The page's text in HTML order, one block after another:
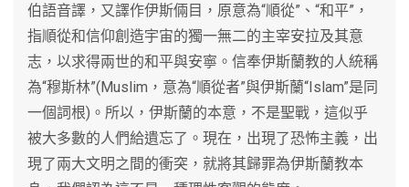
伯語音譯，又譯作伊斯倆目，原意為“順從”、“和平”，
指順從和信仰創造宇宙的獨一無二的主宰安拉及其意
志，以求得兩世的和平與安寧。信奉伊斯蘭教的人統稱
為“穆斯林”(Muslim，意為“順從者”與伊斯蘭“Islam”是同
一個詞根)。所以，伊斯蘭的本意，不是聖戰，這似乎
被大多數的人們給遺忘了。現在，出現了恐怖主義，出
現了兩大文明之間的衝突，就將其歸罪為伊斯蘭教本